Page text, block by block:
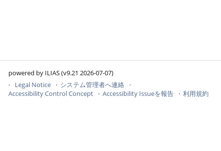
powered by ILIAS (v9.21 2026-07-07)
Legal Notice
システム管理者へ連絡
Accessibility Control Concept
Accessibility Issueを報告 利用規約